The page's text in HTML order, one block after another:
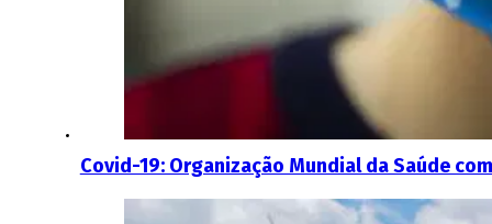
Covid-19: Organização Mundial da Saúde